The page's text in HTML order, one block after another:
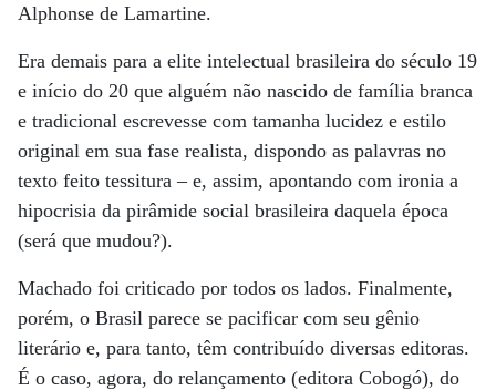
Alphonse de Lamartine.
Era demais para a elite intelectual brasileira do século 19
e início do 20 que alguém não nascido de família branca
e tradicional escrevesse com tamanha lucidez e estilo
original em sua fase realista, dispondo as palavras no
texto feito tessitura – e, assim, apontando com ironia a
hipocrisia da pirâmide social brasileira daquela época
(será que mudou?).
Machado foi criticado por todos os lados. Finalmente,
porém, o Brasil parece se pacificar com seu gênio
literário e, para tanto, têm contribuído diversas editoras.
É o caso, agora, do relançamento (editora Cobogó), do